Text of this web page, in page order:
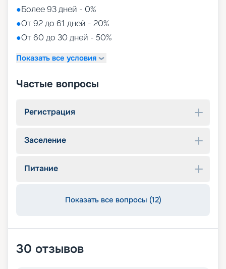
●Более 93 дней - 0%
●От 92 до 61 дней - 20%
●От 60 до 30 дней - 50%
Показать все условия
Частые вопросы
Регистрация
Заселение
Питание
Показать все вопросы (12)
30 отзывов